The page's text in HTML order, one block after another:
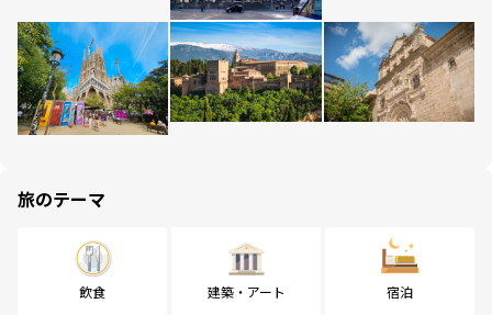
旅のテーマ
飲食 建築・アート 宿泊